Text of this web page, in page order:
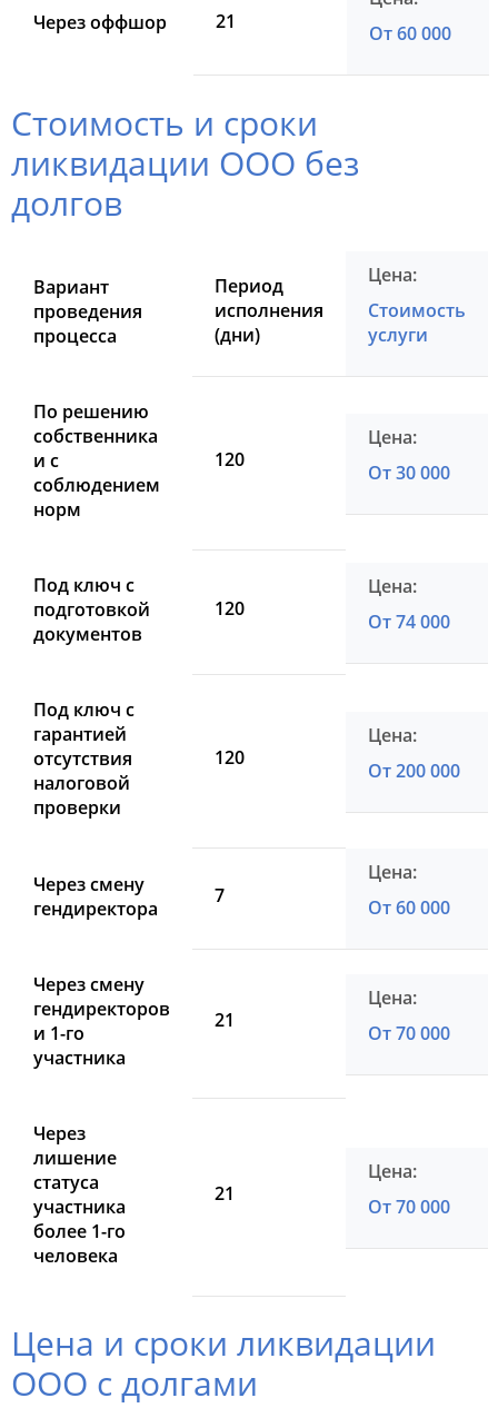
Через оффшор 21 От 60 000
Стоимость и сроки
ликвидации ООО без
долгов
Вариант
проведения
процесса
Период
исполнения
(дни)
Стоимость
услуги
По решению
собственника
и с
соблюдением
норм
120
От 30 000
Под ключ с
подготовкой
документов
120
От 74 000
Под ключ с
гарантией
отсутствия
налоговой
проверки
120
От 200 000
Через смену
гендиректора
7 От 60 000
Через смену
гендиректоров
и 1-го
участника
21
От 70 000
Через
лишение
статуса
участника
более 1-го
человека
21
От 70 000
Цена и сроки ликвидации
ООО с долгами